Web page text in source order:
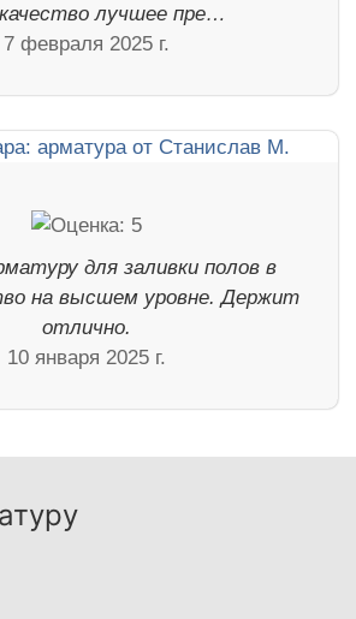
лучшее пре…
7 февраля 2025 г.
для заливки полов в
на высшем уровне. Держит
отлично.
10 января 2025 г.